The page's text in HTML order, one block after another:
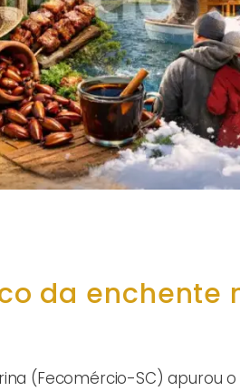
da enchente
(Fecomércio-SC) apurou